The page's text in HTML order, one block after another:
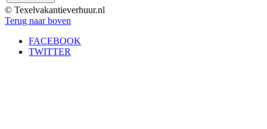
© Texelvakantieverhuur.nl
Terug naar boven
FACEBOOK
TWITTER